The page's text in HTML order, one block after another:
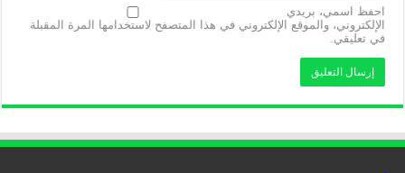
احفظ اسمي، بريدي
الإلكتروني، والموقع الإلكتروني في هذا المتصفح لاستخدامها المرة المقبلة
في تعليقي.